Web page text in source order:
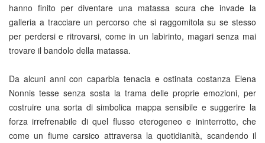
hanno finito per diventare una matassa scura che invade la
galleria a tracciare un percorso che si raggomitola su se stesso
per perdersi e ritrovarsi, come in un labirinto, magari senza mai
trovare il bandolo della matassa.
Da alcuni anni con caparbia tenacia e ostinata costanza Elena
Nonnis tesse senza sosta la trama delle proprie emozioni, per
costruire una sorta di simbolica mappa sensibile e suggerire la
forza irrefrenabile di quel flusso eterogeneo e ininterrotto, che
come un fiume carsico attraversa la quotidianità, scandendo il